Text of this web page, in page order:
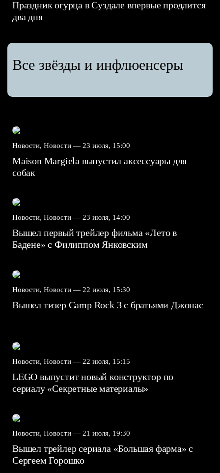
Праздник огурца в Суздале впервые продлится
два дня
Все звёзды и инфлюенсеры
Новости, Новости — 23 июля, 15:00
Maison Margiela выпустил аксессуары для
собак
Новости, Новости — 23 июля, 14:00
Вышел первый трейлер фильма «Лето в
Бадене» с Филиппом Янковским
Новости, Новости — 22 июля, 15:30
Вышел тизер Camp Rock 3 с братьями Джонас
Новости, Новости — 22 июля, 15:15
LEGO выпустит новый конструктор по
сериалу «Секретные материалы»
Новости, Новости — 21 июля, 19:30
Вышел трейлер сериала «Большая фарма» с
Сергеем Горошко